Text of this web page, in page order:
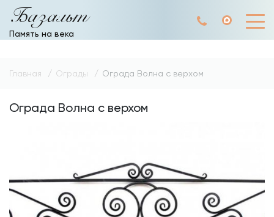
Базальт
Память на века
Главная Ограды Ограда Волна с верхом
Ограда Волна с верхом